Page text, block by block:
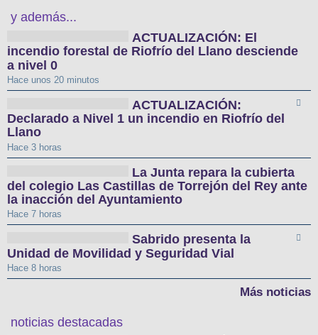
y además...
ACTUALIZACIÓN: El
incendio forestal de Riofrío del Llano desciende
a nivel 0
Hace unos 20 minutos
ACTUALIZACIÓN:
Declarado a Nivel 1 un incendio en Riofrío del
Llano
Hace 3 horas
La Junta repara la cubierta
del colegio Las Castillas de Torrejón del Rey ante
la inacción del Ayuntamiento
Hace 7 horas
Sabrido presenta la
Unidad de Movilidad y Seguridad Vial
Hace 8 horas
Más noticias
noticias destacadas